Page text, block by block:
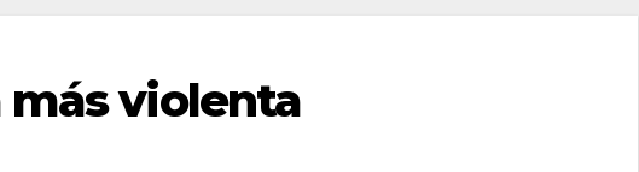
más violenta